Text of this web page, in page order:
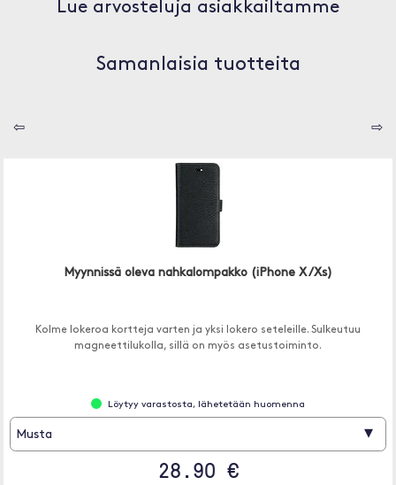
Lue arvosteluja asiakkailtamme
Samanlaisia tuotteita
⇦ ⇨
Myynnissä oleva nahkalompakko (iPhone X /Xs)
Kolme lokeroa kortteja varten ja yksi lokero seteleille. Sulkeutuu
magneettilukolla, sillä on myös asetustoiminto.
Löytyy varastosta, lähetetään huomenna
Musta ▾
28.90 €